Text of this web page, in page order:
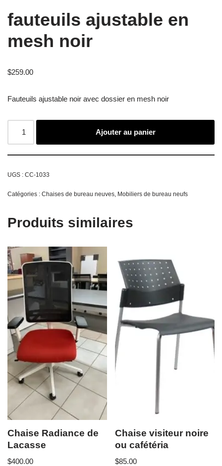
fauteuils ajustable en
mesh noir
$259.00
Fauteuils ajustable noir avec dossier en mesh noir
Ajouter au panier
UGS : CC-1033
Catégories : Chaises de bureau neuves Mobiliers de bureau neufs
Produits similaires
Chaise Radiance de
Lacasse
$400.00
Chaise visiteur noire
ou cafétéria
$85.00